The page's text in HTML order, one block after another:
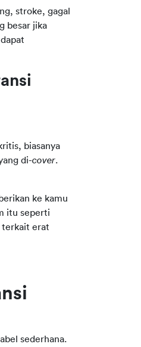
stroke, gagal
besar jika
biasanya
di-cover.
ke kamu
itu seperti
terkait erat
sederhana.